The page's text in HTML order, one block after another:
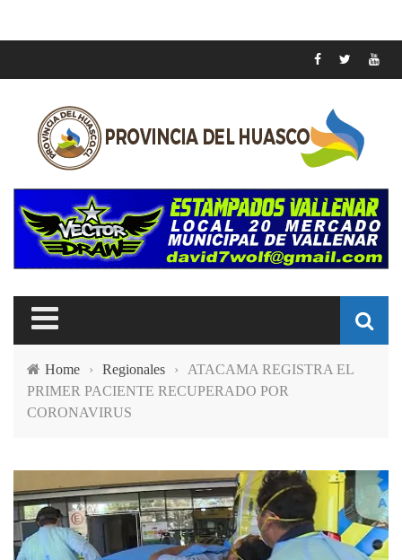
Home › Regionales ›
ATACAMA REGISTRA EL
PRIMER PACIENTE RECUPERADO POR
CORONAVIRUS